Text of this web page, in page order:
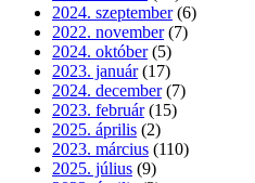
2024. szeptember (6)
2022. november (7)
2024. október (5)
2023. január (17)
2024. december (7)
2023. február (15)
2025. április (2)
2023. március (110)
2025. július (9)